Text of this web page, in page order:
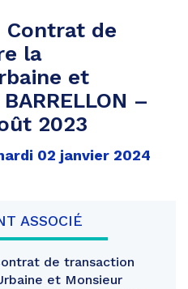
Contrat de
la
et
–
2023
02 janvier 2024
ASSOCIÉ
de transaction
et Monsieur